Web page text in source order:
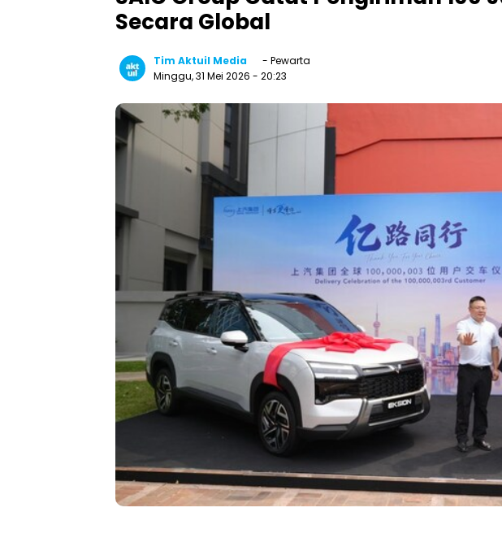
Secara Global
Tim Aktuil Media
- Pewarta
Minggu, 31 Mei 2026 - 20:23